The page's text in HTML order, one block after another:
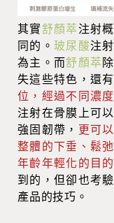
其實舒顏萃注射
同的。 玻尿酸注
為主。而舒顏萃
失這些特色，還
位，經過不同濃
注射在骨膜上可
強固韌帶， 更可
整體的下垂、鬆
年齡年輕化的目的
到的，但卻也考
產品的技巧。